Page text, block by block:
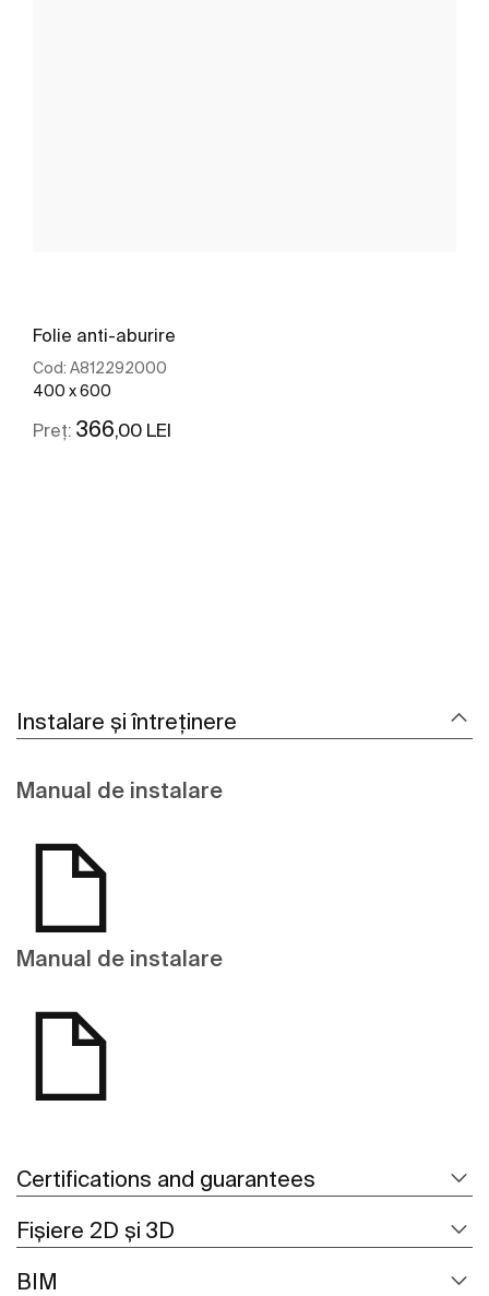
Folie anti-aburire
Cod: A812292000
400 x 600
Preț: 366,00 LEI
Instalare și întreținere
Manual de instalare
Manual de instalare
Certifications and guarantees
Fișiere 2D și 3D
BIM